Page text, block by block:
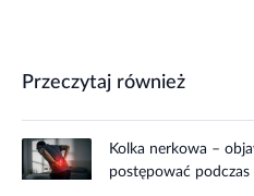
Przeczytaj również
Kolka nerkowa –
postępować podczas